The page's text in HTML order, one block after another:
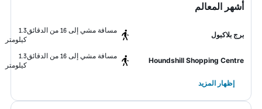
أشهر المعالم
برج بلاكبول
مسافة مشي إلى 16 من الدقائق
1.3
كيلومتر
Houndshill Shopping Centre
مسافة مشي إلى 16 من الدقائق
1.3
كيلومتر
إظهار المزيد